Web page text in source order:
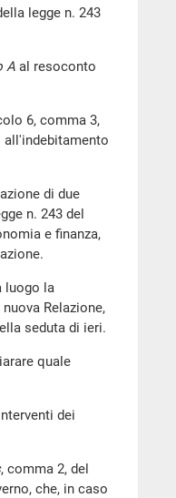
legge n. 243
A al resoconto
6, comma 3,
all'indebitamento
di due
n. 243 del
e finanza,
luogo la
Relazione,
seduta di ieri.
quale
dei
, comma 2, del
che, in caso